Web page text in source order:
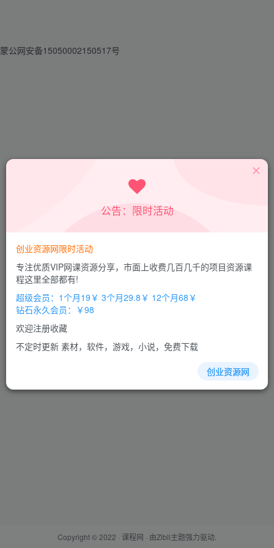
找回密码
邮箱
设置新密码
重复密码
Copyright © 2022 · 课程网 · 由Zibll主题强力驱动.
公告：限时活动
创业资源网限时活动
专注优质VIP网课资源分享，市面上收费几百几千的项目资源课
程这里全部都有!
超级会员：1个月19￥ 3个月29.8￥ 12个月68￥
钻石永久会员：￥98
欢迎注册收藏
不定时更新 素材，软件，游戏，小说，免费下载
创业资源网
蒙公网安备15050002150517号